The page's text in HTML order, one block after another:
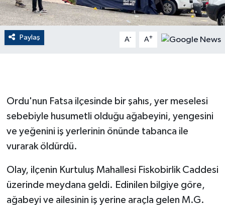
Paylaş A- A+
Ordu'nun Fatsa ilçesinde bir şahıs, yer meselesi
sebebiyle husumetli olduğu ağabeyini, yengesini
ve yeğenini iş yerlerinin önünde tabanca ile
vurarak öldürdü.
Olay, ilçenin Kurtuluş Mahallesi Fiskobirlik Caddesi
üzerinde meydana geldi. Edinilen bilgiye göre,
ağabeyi ve ailesinin iş yerine araçla gelen M.G.
EKONOMİ
English News
GENEL
Güvenlik